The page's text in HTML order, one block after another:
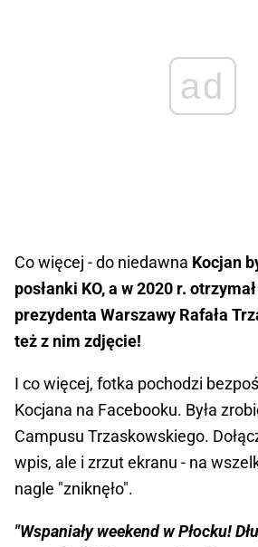
ad
Co więcej - do niedawna Kocjan
posłanki KO, a w 2020 r.
prezydenta Warszawy Rafała
też z nim zdjęcie!
I co więcej, fotka pochodzi
Kocjana na Facebooku. Była
Campusu Trzaskowskiego.
wpis, ale i zrzut ekranu - na
nagle "zniknęło".
"Wspaniały weekend w Płocku!